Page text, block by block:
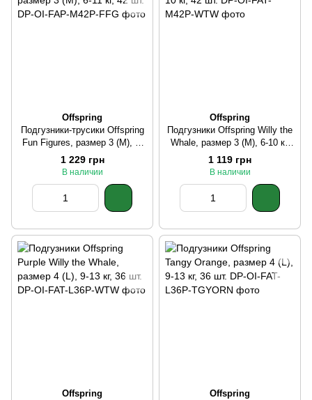
Offspring
Подгузники-трусики Offspring
Fun Figures, размер 3 (M), 6-
11 кг, 42 шт.
1 229 грн
В наличии
Offspring
Подгузники Offspring Willy the
Whale, размер 3 (M), 6-10 кг,
42 шт.
1 119 грн
В наличии
Offspring
Offspring